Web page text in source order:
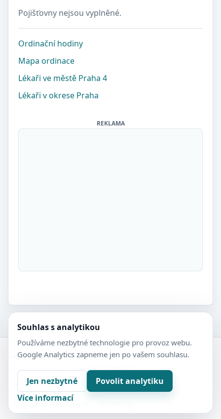
Pojišťovny nejsou vyplněné.
Ordinační hodiny
Mapa ordinace
Lékaři ve městě Praha 4
Lékaři v okrese Praha
REKLAMA
Zubní-lékaři.cz
Veřejný adresář zubních ordinací.
Kontakt
Nastavení soukromí
Ochrana soukromí
Souhlas s analytikou
Používáme nezbytné technologie pro provoz webu.
Google Analytics zapneme jen po vašem souhlasu.
Jen nezbytné
Povolit analytiku
Více informací